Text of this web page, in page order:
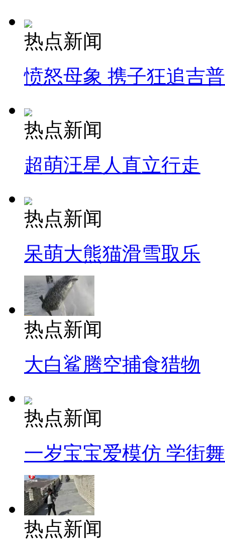
热点新闻
愤怒母象 携子狂追吉
热点新闻
超萌汪星人直立行走
热点新闻
呆萌大熊猫滑雪取乐
热点新闻
大白鲨腾空捕食猎物
热点新闻
一岁宝宝爱模仿 学街
热点新闻